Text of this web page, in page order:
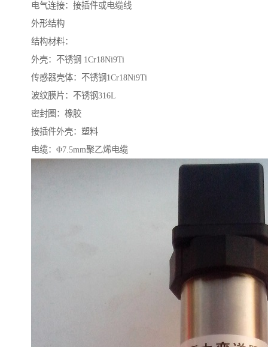
电气连接：接插件或电缆线
外形结构
结构材料：
外壳：不锈钢 1Cr18Ni9Ti
传感器壳体：不锈钢1Cr18Ni9Ti
波纹膜片：不锈钢316L
密封圈：橡胶
接插件外壳：塑料
电缆：Φ7.5mm聚乙烯电缆